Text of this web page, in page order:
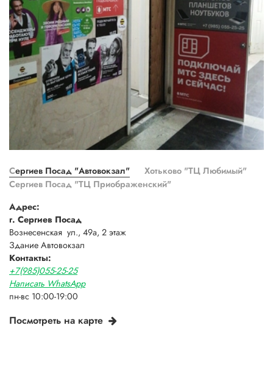
Сергиев Посад "Автовокзал"
Хотьково "ТЦ Любимый"
Сергиев Посад "ТЦ Приображенский"
Адрес:
г. Сергиев Посад
Вознесенская ул., 49а, 2 этаж
Здание Автовокзал
Контакты:
+7(985)055-25-25
Написать WhatsApp
пн-вс 10:00-19:00
Посмотреть на карте